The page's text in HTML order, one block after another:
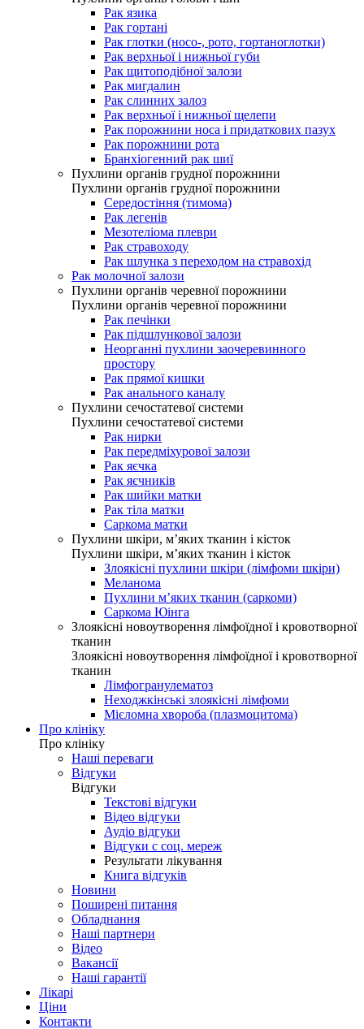
Рак язика
Рак гортані
Рак глотки (носо-, рото, гортаноглотки)
Рак верхньої і нижньої губи
Рак щитоподібної залози
Рак мигдалин
Рак слинних залоз
Рак верхньої і нижньої щелепи
Рак порожнини носа і придаткових пазух
Рак порожнини рота
Бранхіогенний рак шиї
Пухлини органів грудної порожнини
Пухлини органів грудної порожнини
Середостіння (тимома)
Рак легенів
Мезотеліома плеври
Рак стравоходу
Рак шлунка з переходом на стравохід
Рак молочної залози
Пухлини органів черевної порожнини
Пухлини органів черевної порожнини
Рак печінки
Рак підшлункової залози
Неорганні пухлини заочеревинного
простору
Рак прямої кишки
Рак анального каналу
Пухлини сечостатевої системи
Пухлини сечостатевої системи
Рак нирки
Рак передміхурової залози
Рак яєчка
Рак яєчників
Рак шийки матки
Рак тіла матки
Саркома матки
Пухлини шкіри, м’яких тканин і кісток
Пухлини шкіри, м’яких тканин і кісток
Злоякісні пухлини шкіри (лімфоми шкіри)
Меланома
Пухлини м’яких тканин (саркоми)
Саркома Юінга
Злоякісні новоутворення лімфоїдної і кровотворної
тканин
Злоякісні новоутворення лімфоїдної і кровотворної
тканин
Лімфогранулематоз
Неходжкінські злоякісні лімфоми
Мієломна хвороба (плазмоцитома)
Про клініку
Про клініку
Наші переваги
Відгуки
Відгуки
Текстові відгуки
Відео відгуки
Аудіо відгуки
Відгуки с соц. мереж
Результати лікування
Книга відгуків
Новини
Поширені питання
Обладнання
Наші партнери
Відео
Вакансії
Наші гарантії
Лікарі
Ціни
Контакти